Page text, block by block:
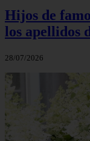
Hijos de
los apellidos
28/07/2026